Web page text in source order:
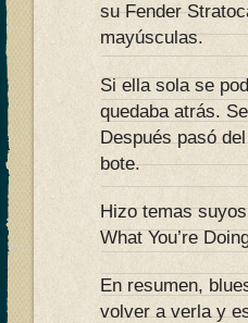
su Fender
mayúsculas.
Si ella sola se
quedaba atrás.
Después pasó
bote.
Hizo temas
What You’re
En resumen,
volver a verla y